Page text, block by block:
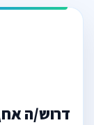
דרוש/ה